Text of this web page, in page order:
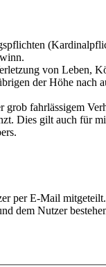
von Leben,
der Höhe nach
fahrlässigem
Dies gilt auch für
per E-Mail mitgeteilt.
dem Nutzer